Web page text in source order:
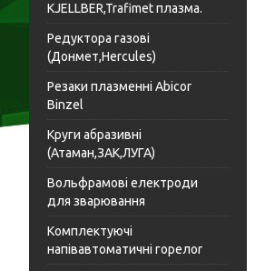
KJELLBER,Trafimet плазма.
Редуктора газові
(Донмет,Hercules)
Резаки плазменні Abicor
Binzel
Круги абразивні
(Атаман,ЗАК,ЛУГА)
Вольфрамові електроди
для зварювання
Комплектуючі
напівавтоматичні горелоr